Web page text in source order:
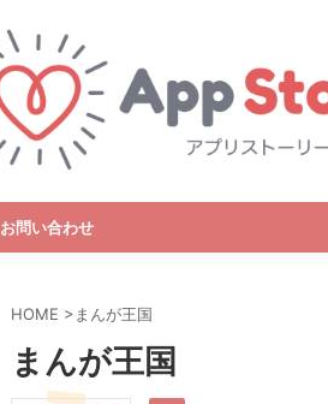
お問い合わせ
HOME > まんが王国
まんが王国